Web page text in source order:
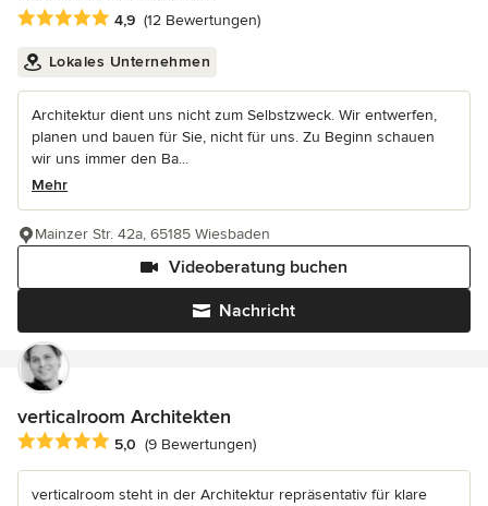
Durchschnittliche Bewertung: 4.9 von 5 Sternen
4,9 (12 Bewertungen)
Lokales Unternehmen
Architektur dient uns nicht zum Selbstzweck. Wir entwerfen,
planen und bauen für Sie, nicht für uns. Zu Beginn schauen
wir uns immer den Ba...
Mehr
Nachricht
Videoberatung buchen
Mainzer Str. 42a, 65185 Wiesbaden
verticalroom Architekten
Durchschnittliche Bewertung: 5 von 5 Sternen
5,0 (9 Bewertungen)
verticalroom steht in der Architektur repräsentativ für klare